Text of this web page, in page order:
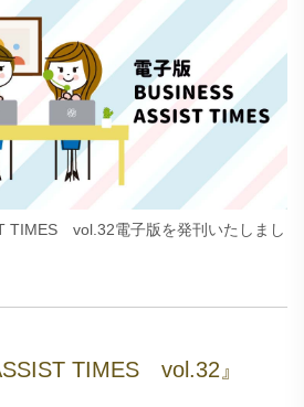
TIMES vol.32電子版を発刊いたしまし
TIMES vol.32』